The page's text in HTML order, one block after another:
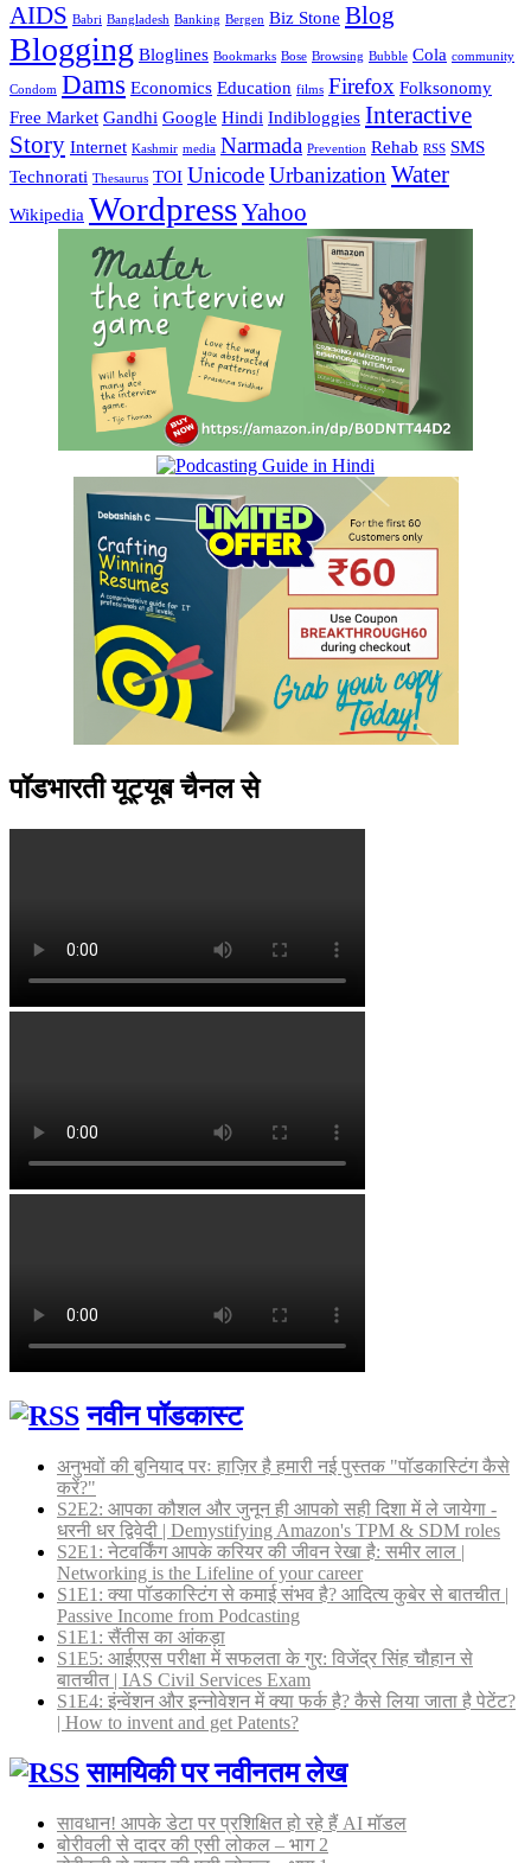
AIDS Babri Bangladesh Banking Bergen Biz Stone Blog
Blogging Bloglines Bookmarks Bose Browsing Bubble Cola community
Condom Dams Economics Education films Firefox Folksonomy
Free Market Gandhi Google Hindi Indibloggies Interactive
Story Internet Kashmir media Narmada Prevention Rehab RSS SMS
Technorati Thesaurus TOI UnicodeUrbanization Water
Wikipedia WordpressYahoo
पॉडभारती यूट्यूब चैनल से
नवीन पॉडकास्ट
अनुभवों की बुनियाद परः हाज़िर है हमारी नई पुस्तक "पॉडकास्टिंग कैसे
करें?"
S2E2: आपका कौशल और जुनून ही आपको सही दिशा में ले जायेगा -
धरनी धर द्विवेदी | Demystifying Amazon's TPM & SDM roles
S2E1: नेटवर्किंग आपके करियर की जीवन रेखा है: समीर लाल |
Networking is the Lifeline of your career
S1E1: क्या पॉडकास्टिंग से कमाई संभव है? आदित्य कुबेर से बातचीत |
Passive Income from Podcasting
S1E1: सैंतीस का आंकड़ा
S1E5: आईएएस परीक्षा में सफलता के गुर: विजेंद्र सिंह चौहान से
बातचीत | IAS Civil Services Exam
S1E4: इंन्वेंशन और इन्नोवेशन में क्या फर्क है? कैसे लिया जाता है पेटेंट?
| How to invent and get Patents?
सामयिकी पर नवीनतम लेख
सावधान! आपके डेटा पर प्रशिक्षित हो रहे हैं AI मॉडल
बोरीवली से दादर की एसी लोकल – भाग 2